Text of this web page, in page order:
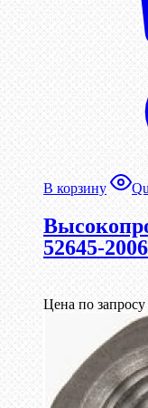
В корзину
52645-
Цена по запросу